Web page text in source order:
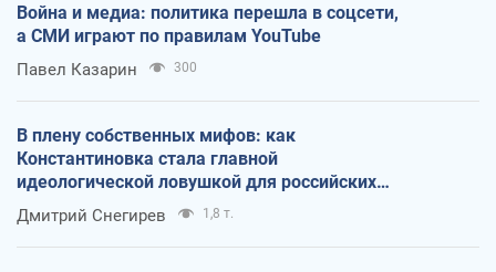
Война и медиа: политика перешла в соцсети,
а СМИ играют по правилам YouTube
Павел Казарин 300
В плену собственных мифов: как
Константиновка стала главной
идеологической ловушкой для российских
оккупантов
Дмитрий Снегирев 1,8 т.